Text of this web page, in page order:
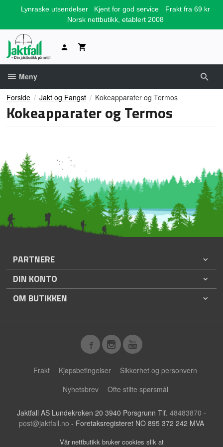
Lynraske utsendelser Kjent for god service
Frakt fra 69 kr
Norsk nettbutikk, etablert 2008
Meny
Forside Jakt og Fangst Kokeapparater og Termos
Kokeapparater og Termos
PARTNERE
DIN KONTO
OM BUTIKKEN
Frakt Kjøpsbetingelser
Sikkerhet og personvern
Nyhetsbrev
Ofte stilte spørsmål
Jaktfall AS Lundekroken 20 3940 Porsgrunn Tlf. 48483870 -
post@jaktfall.no - Foretaksregisteret NO 895 372 242 MVA
Vår nettbutikk bruker cookies slik at